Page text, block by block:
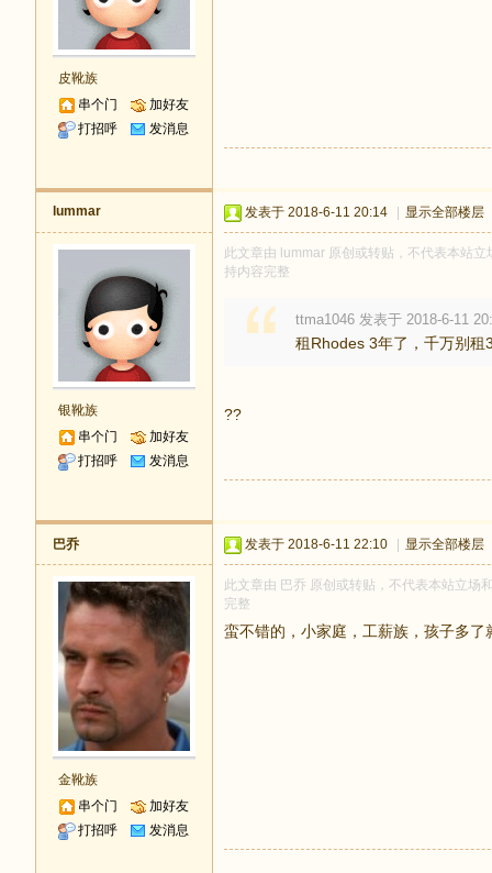
皮靴族
串个门
加好友
打招呼
发消息
lummar
银靴族
串个门
加好友
打招呼
发消息
发表于 2018-6-11 20:14 显示全部楼层
此文章由 lummar 原创或转贴，不代表本站
持内容完整
ttma1046 发表于 2018-6-11
租Rhodes 3年了，千万别租
??
巴乔
金靴族
串个门
加好友
打招呼
发消息
发表于 2018-6-11 22:10 显示全部楼层
此文章由 巴乔 原创或转贴，不代表本站立场
完整
蛮不错的，小家庭，工薪族，孩子多